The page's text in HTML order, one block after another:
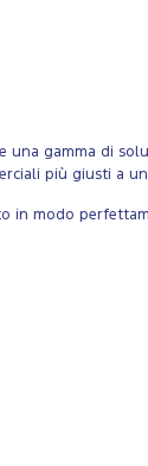
una gamma di
più giusti a
in modo